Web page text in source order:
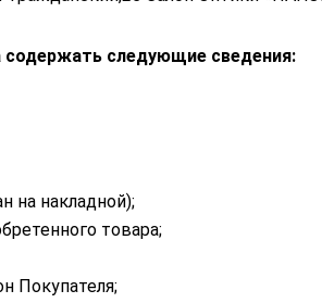
содержать следующие сведения:
на накладной);
товара;
Покупателя;